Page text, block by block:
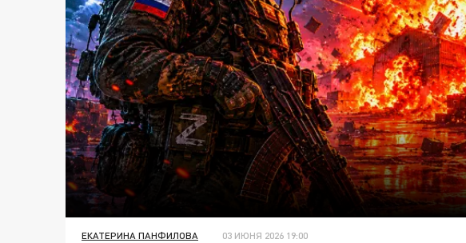
ЕКАТЕРИНА ПАНФИЛОВА 03 ИЮНЯ 2026 19:00